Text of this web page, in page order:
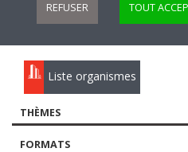
REFUSER TOUT
Liste organismes
THÈMES
FORMATS